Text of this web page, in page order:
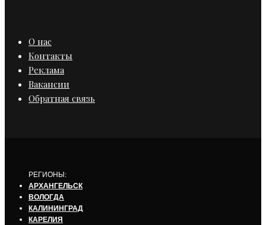
О нас
Контакты
Реклама
Вакансии
Обратная связь
РЕГИОНЫ:
АРХАНГЕЛЬСК
ВОЛОГДА
КАЛИНИНГРАД
КАРЕЛИЯ